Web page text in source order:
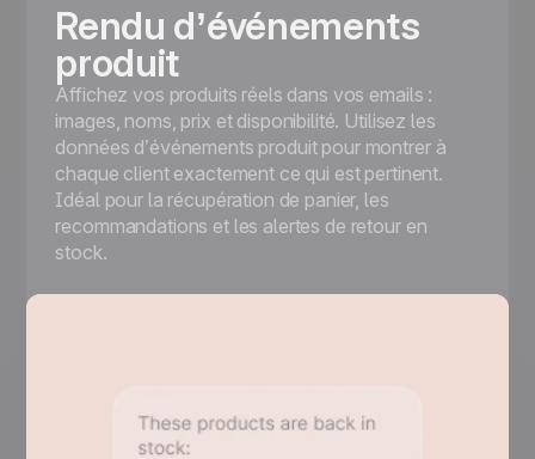
Rendu d’événements
produit
Affichez vos produits réels dans vos emails :
images, noms, prix et disponibilité. Utilisez les
données d’événements produit pour montrer à
chaque client exactement ce qui est pertinent.
Idéal pour la récupération de panier, les
recommandations et les alertes de retour en
stock.